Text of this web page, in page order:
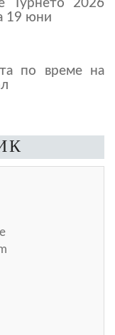
Турнето 2026
19 юни
по време на